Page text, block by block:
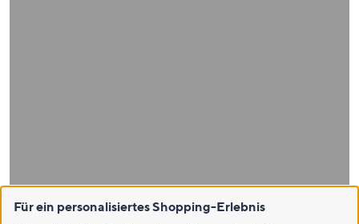
Für ein personalisiertes Shopping-Erlebnis